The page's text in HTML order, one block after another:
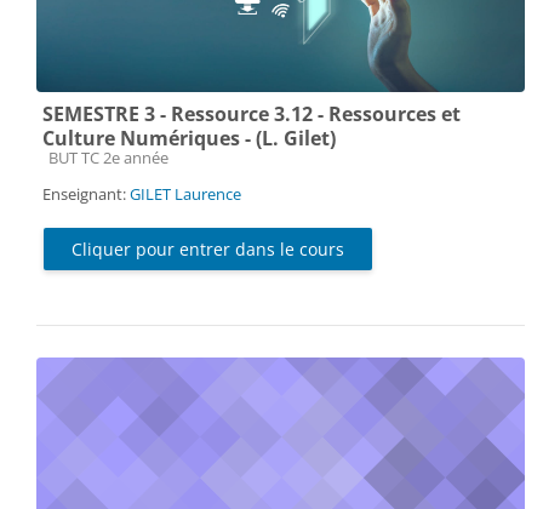
SEMESTRE 3 - Ressource 3.12 - Ressources et
Culture Numériques - (L. Gilet)
Catégorie de cours
BUT TC 2e année
Enseignant:GILET Laurence
Cliquer pour entrer dans le cours